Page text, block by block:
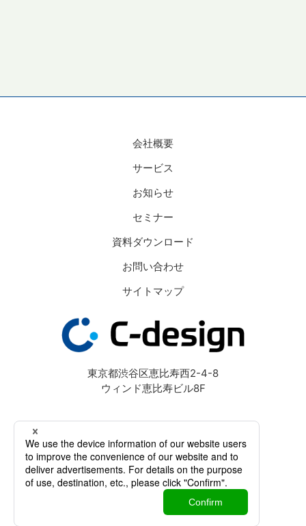
会社概要
サービス
お知らせ
セミナー
資料ダウンロード
お問い合わせ
サイトマップ
東京都渋谷区恵比寿西2-4-8
ウィンド恵比寿ビル8F
個人情報保護方針
特定個人情報取扱方針
Cookie等の利用について
約款・規約一覧